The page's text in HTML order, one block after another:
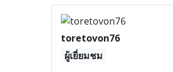
toretovon76
ผู้เยี่ยมชม